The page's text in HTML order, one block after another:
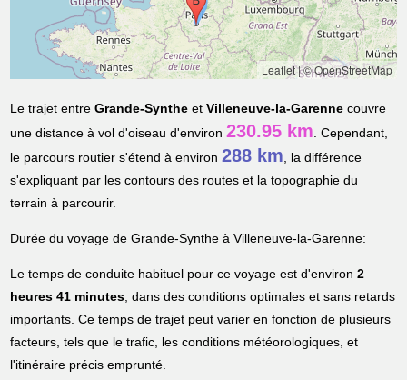
Leaflet|© OpenStreetMap
Le trajet entreGrande-Synthe etVilleneuve-la-Garenne couvre
une distance à vol d'oiseau d'environ230.95 km. Cependant,
le parcours routier s'étend à environ288 km, la différence
s'expliquant par les contours des routes et la topographie du
terrain à parcourir.
Durée du voyage de Grande-Synthe à Villeneuve-la-Garenne:
Le temps de conduite habituel pour ce voyage est d'environ2
heures 41 minutes, dans des conditions optimales et sans retards
importants. Ce temps de trajet peut varier en fonction de plusieurs
facteurs, tels que le trafic, les conditions météorologiques, et
l'itinéraire précis emprunté.